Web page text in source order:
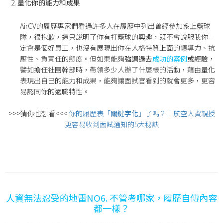
量化你的能力和成果
AirCV的履歷專家們看過許多人在履歷中列出曾經參加系上籃球
隊，很抱歉，這只說明了你有打籃球的興趣，既不會說服我你一
定會是個好員工，也沒有展現出你在人格特質上面的領導力、抗
壓性、負責任的態度。但如果能夠強調過去成功的案例或經驗 ，
譬如擔任社團幹部時，帶領多少人辦了什麼樣的活動，藉由量化
表現出自己的能力和成果，能夠讓面試官看到的就會更多，更容
易認同你的適職特性。
>>>猜你也想看<<<你的履歷表「關鍵字化 」了嗎？｜航空人資親授
更容易收到面試通知的5大秘訣
人資無法忍受的地雷NO6. 不管考哪家，履歷自傳內容
都一樣？